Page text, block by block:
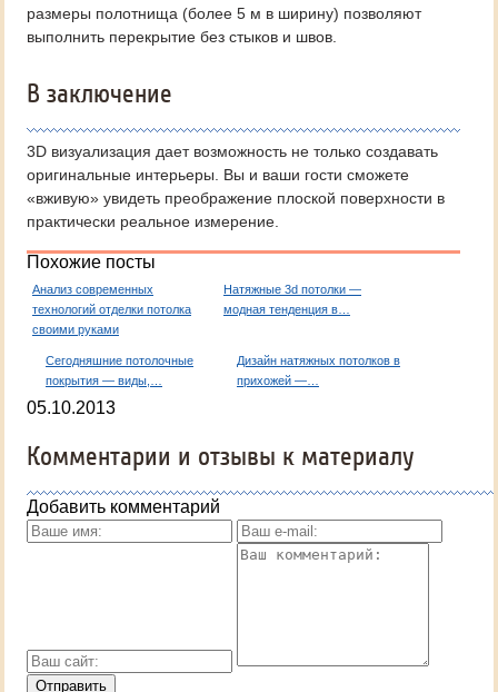
размеры полотнища (более 5 м в ширину) позволяют
выполнить перекрытие без стыков и швов.
В заключение
3D визуализация дает возможность не только создавать
оригинальные интерьеры. Вы и ваши гости сможете
«вживую» увидеть преображение плоской поверхности в
практически реальное измерение.
Похожие посты
Анализ современных
технологий отделки потолка
своими руками
Натяжные 3d потолки —
модная тенденция в…
Сегодняшние потолочные
покрытия — виды,…
Дизайн натяжных потолков в
прихожей —…
05.10.2013
Комментарии и отзывы к материалу
Добавить комментарий